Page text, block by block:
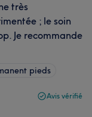
très
; le soin
Je recommande
pieds
Avis vérifié